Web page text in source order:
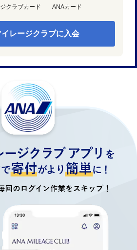
クラブカード ANAカード
レージクラブに入会